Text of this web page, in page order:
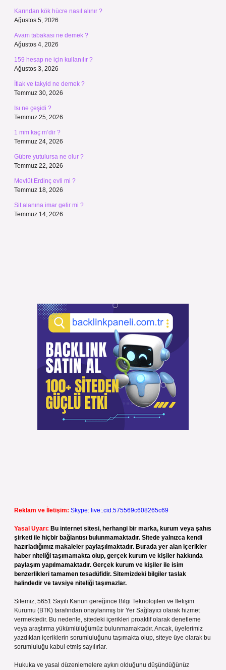
Karından kök hücre nasıl alınır ?
Ağustos 5, 2026
Avam tabakası ne demek ?
Ağustos 4, 2026
159 hesap ne için kullanılır ?
Ağustos 3, 2026
İtlak ve takyid ne demek ?
Temmuz 30, 2026
Isı ne çeşidi ?
Temmuz 25, 2026
1 mm kaç m’dir ?
Temmuz 24, 2026
Gübre yutulursa ne olur ?
Temmuz 22, 2026
Mevlüt Erdinç evli mi ?
Temmuz 18, 2026
Sit alanına imar gelir mi ?
Temmuz 14, 2026
Reklam ve İletişim: Skype: live:.cid.575569c608265c69
Yasal Uyarı: Bu internet sitesi, herhangi bir marka, kurum veya şahıs
şirketi ile hiçbir bağlantısı bulunmamaktadır. Sitede yalnızca kendi
hazırladığımız makaleler paylaşılmaktadır. Burada yer alan içerikler
haber niteliği taşımamakta olup, gerçek kurum ve kişiler hakkında
paylaşım yapılmamaktadır. Gerçek kurum ve kişiler ile isim
benzerlikleri tamamen tesadüfidir. Sitemizdeki bilgiler taslak
halindedir ve tavsiye niteliği taşımazlar.
Sitemiz, 5651 Sayılı Kanun gereğince Bilgi Teknolojileri ve İletişim
Kurumu (BTK) tarafından onaylanmış bir Yer Sağlayıcı olarak hizmet
vermektedir. Bu nedenle, sitedeki içerikleri proaktif olarak denetleme
veya araştırma yükümlülüğümüz bulunmamaktadır. Ancak, üyelerimiz
yazdıkları içeriklerin sorumluluğunu taşımakta olup, siteye üye olarak bu
sorumluluğu kabul etmiş sayılırlar.
Hukuka ve yasal düzenlemelere aykırı olduğunu düşündüğünüz